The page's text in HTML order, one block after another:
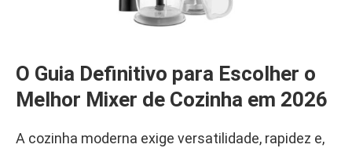
O Guia Definitivo para Escolher o
Melhor Mixer de Cozinha em 2026
A cozinha moderna exige versatilidade, rapidez e,